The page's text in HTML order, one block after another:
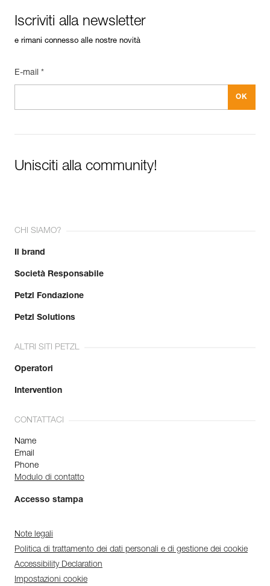
Iscriviti alla newsletter
e rimani connesso alle nostre novità
E-mail *
Unisciti alla community!
CHI SIAMO?
Il brand
Società Responsabile
Petzl Fondazione
Petzl Solutions
ALTRI SITI PETZL
Operatori
Intervention
CONTATTACI
Name
Email
Phone
Modulo di contatto
Accesso stampa
Note legali
Politica di trattamento dei dati personali e di gestione dei cookie
Accessibility Declaration
Impostazioni cookie